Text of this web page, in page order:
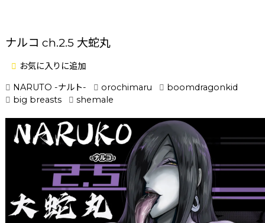
ナルコ ch.2.5 大蛇丸
お気に入りに追加
NARUTO -ナルト-
orochimaru
boomdragonkid
big breasts
shemale